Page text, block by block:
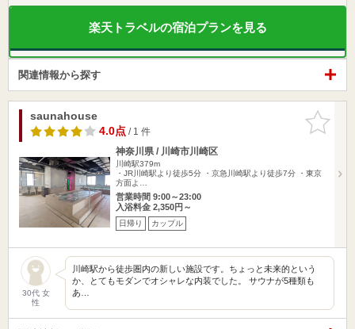
楽天トラベルの宿泊プランを見る
関連情報から探す
お気に入
りに追加
saunahouse
4.0点/ 1 件
神奈川県 / 川崎市川崎区
川崎駅379m
・JR川崎駅より徒歩5分 ・京急川崎駅より徒歩7分 ・東京
方面よ…
営業時間 9:00～23:00
入浴料金 2,350円～
日帰り カップル
30代 女
性
川崎駅から徒歩圏内の新しい施設です。ちょっと未来的という
か、とてもモダンでオシャレな内装でした。 サウナが5種類も
あ…